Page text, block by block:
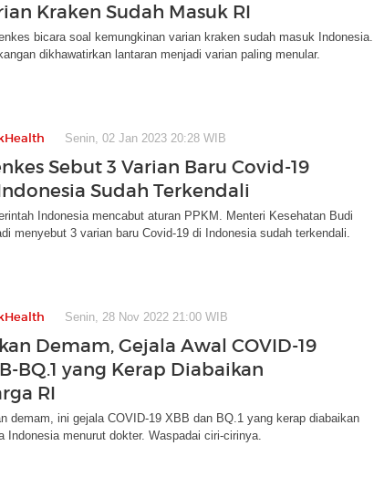
Kraken Sudah Masuk RI
bicara soal kemungkinan varian kraken sudah masuk Indonesia.
dikhawatirkan lantaran menjadi varian paling menular.
Senin, 02 Jan 2023 20:28 WIB
Sebut 3 Varian Baru Covid-19
Sudah Terkendali
Indonesia mencabut aturan PPKM. Menteri Kesehatan Budi
menyebut 3 varian baru Covid-19 di Indonesia sudah terkendali.
Senin, 28 Nov 2022 21:00 WIB
Demam, Gejala Awal COVID-19
BQ.1 yang Kerap Diabaikan
RI
demam, ini gejala COVID-19 XBB dan BQ.1 yang kerap diabaikan
Indonesia menurut dokter. Waspadai ciri-cirinya.